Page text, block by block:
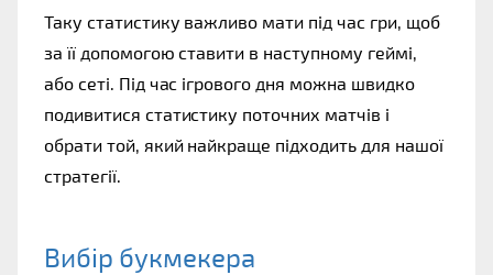
Таку статистику важливо мати під час гри, щоб
за її допомогою ставити в наступному геймі,
або сеті. Під час ігрового дня можна швидко
подивитися статистику поточних матчів і
обрати той, який найкраще підходить для нашої
стратегії.
Вибір букмекера